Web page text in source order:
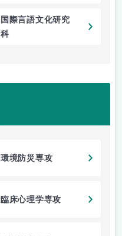
国際言語文化研究
科
環境防災専攻
臨床心理学専攻